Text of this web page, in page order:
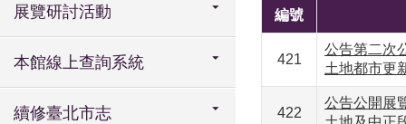
展覽研討活動
本館線上查詢系統
續修臺北市志
編號
421
公告第二次
土地都市更
422
公告公開展